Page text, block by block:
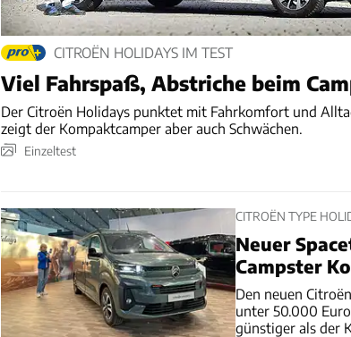
CITROËN HOLIDAYS IM TEST
Viel Fahrspaß, Abstriche beim
Der Citroën Holidays punktet mit Fahrkomfort und
zeigt der Kompaktcamper aber auch Schwächen.
Einzeltest
CITROËN TYPE
Neuer
Campster
Den neuen
unter 50.000
günstiger als der